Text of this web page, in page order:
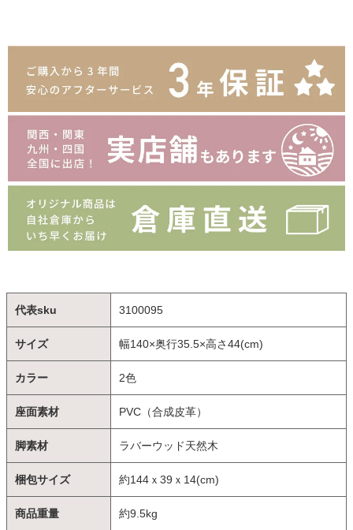
代表sku 3100095
サイズ 幅140×奥行35.5×高さ44(cm)
カラー 2色
座面素材 PVC（合成皮革）
脚素材 ラバーウッド天然木
梱包サイズ 約144ｘ39ｘ14(cm)
商品重量 約9.5kg